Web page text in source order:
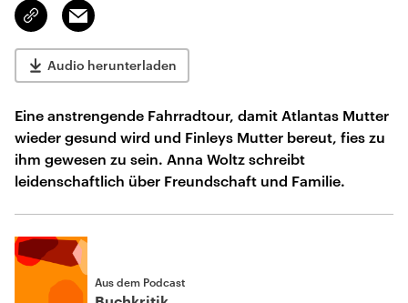
Link
kopieren/teilen
Email
Audio herunterladen
Eine anstrengende Fahrradtour, damit Atlantas Mutter
wieder gesund wird und Finleys Mutter bereut, fies zu
ihm gewesen zu sein. Anna Woltz schreibt
leidenschaftlich über Freundschaft und Familie.
Aus dem Podcast